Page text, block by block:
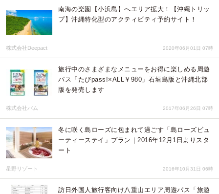
南海の楽園【小浜島】へエリア拡大！【沖縄トリッ
プ】沖縄特化型のアクティビティ予約サイト！
株式会社Deepact 2020年06月01日 07時
旅行中のさまざまなメニューをお得に楽しめる周遊
パス「たびpass!×ALL￥980」石垣島版と沖縄北部
版を発売します
株式会社パム 2017年06月26日 07時
冬に咲く島ローズに包まれて過ごす「島ローズビュ
ーティーステイ」プラン｜2016年12月1日よりスタ
ート
星野リゾート 2016年10月31日 06時
訪日外国人旅行客向け八重山エリア周遊パス「旅遊